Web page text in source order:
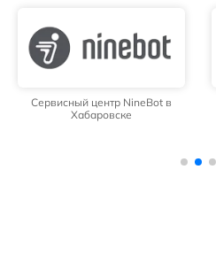
Сервисный центр NineBot в
Хабаровске